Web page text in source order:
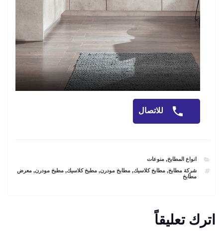
للاتصال
CATEGORIES
انواع المطابخ,منوعات
TAGS
شركة مطابخ,مطابخ كلاسيك,مطابخ مودرن,مطبخ كلاسيك,مطبخ مودرن,معرض
مطابخ
اترك تعليقاً